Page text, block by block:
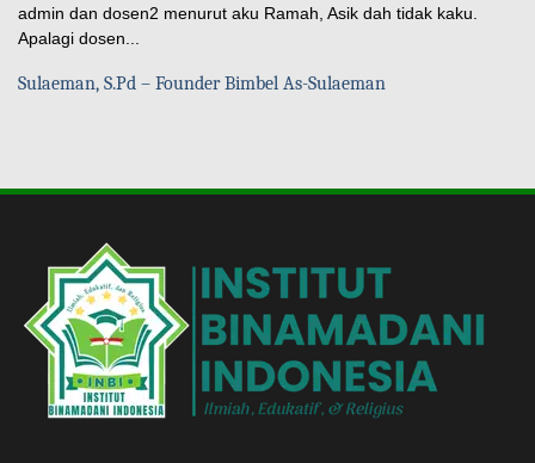
admin dan dosen2 menurut aku Ramah, Asik dah tidak kaku.
Apalagi dosen...
Sulaeman, S.Pd – Founder Bimbel As-Sulaeman